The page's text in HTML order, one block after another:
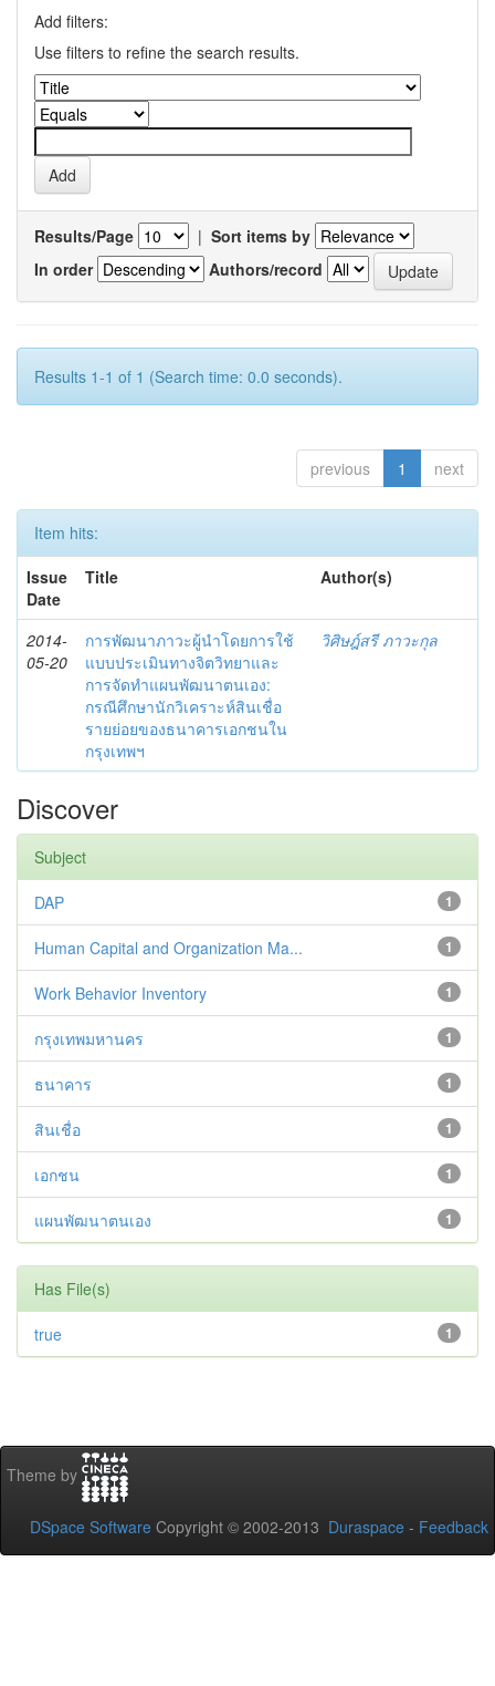
Add filters:
Use filters to refine the search results.
Results/Page | Sort items by
In order
Authors/record
Results 1-1 of 1 (Search time: 0.0 seconds).
previous 1 next
Item hits:
Issue
Date
Title Author(s)
2014-
05-20
การพัฒนาภาวะผู้นำโดยการใช้
แบบประเมินทางจิตวิทยาและ
การจัดทำแผนพัฒนาตนเอง:
กรณีศึกษานักวิเคราะห์สินเชื่อ
รายย่อยของธนาคารเอกชนใน
กรุงเทพฯ
วิศิษฎ์สรี ภาวะกุล
Discover
Subject
1
DAP
1
Human Capital and Organization Ma...
1
Work Behavior Inventory
1
กรุงเทพมหานคร
1
ธนาคาร
1
สินเชื่อ
1
เอกชน
1
แผนพัฒนาตนเอง
Has File(s)
1
true
Theme by
DSpace Software Copyright © 2002-2013 Duraspace - Feedback